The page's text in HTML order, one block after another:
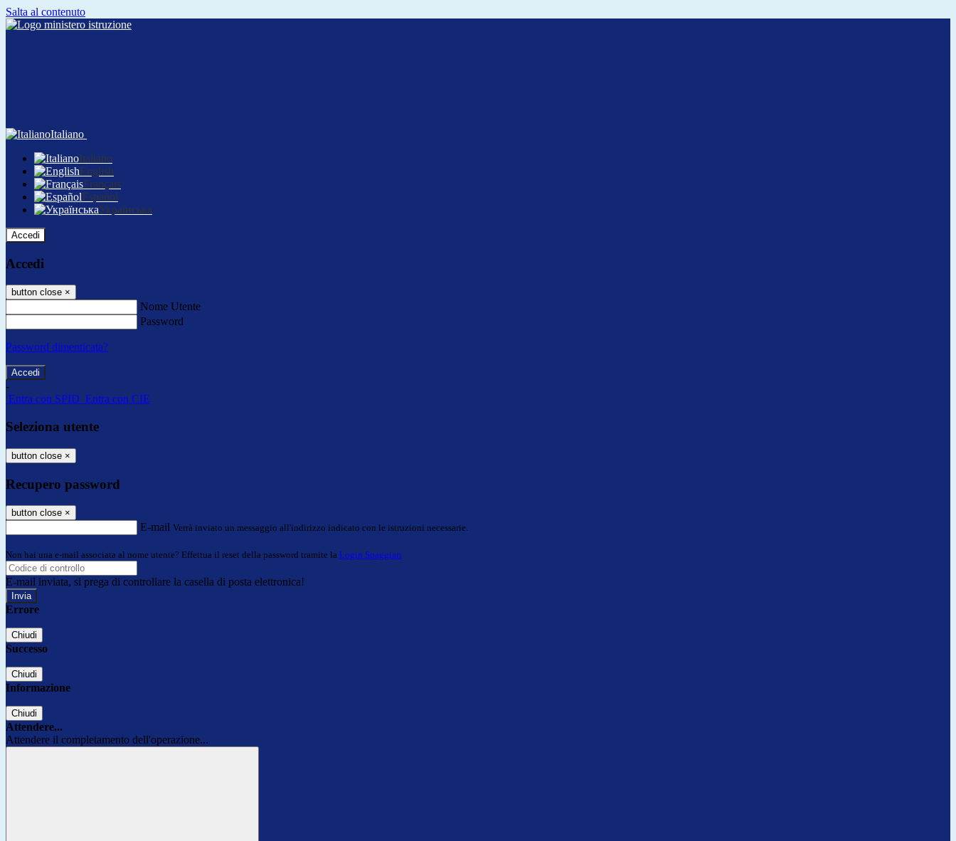
Salta al contenuto
Italiano
Italiano
English
Français
Español
Українська
Accedi
Accedi
button close ×
Nome Utente
Password
Password dimenticata?
-
Entra con SPID Entra con CIE
Seleziona utente
button close ×
Recupero password
button close ×
E-mail Verrà inviato un messaggio all'indirizzo indicato con le istruzioni necessarie.
Non hai una e-mail associata al nome utente? Effettua il reset della password tramite la Login Spaggiari
E-mail inviata, si prega di controllare la casella di posta elettronica!
Errore
Chiudi
Successo
Chiudi
Informazione
Chiudi
Attendere...
Attendere il completamento dell'operazione...